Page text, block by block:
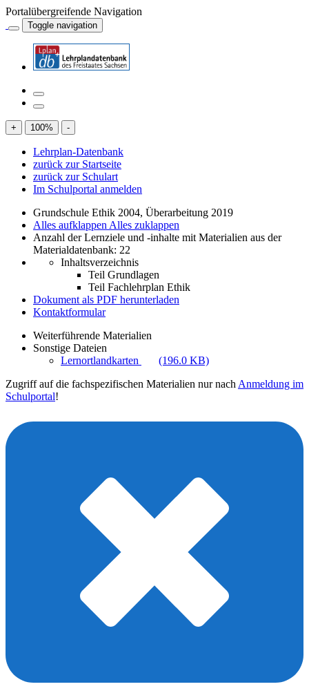
Portalübergreifende Navigation
Toggle navigation
+ 100% -
Lehrplan-Datenbank
zurück zur Startseite
zurück zur Schulart
Im Schulportal anmelden
Grundschule Ethik 2004, Überarbeitung 2019
Alles aufklappen Alles zuklappen
Anzahl der Lernziele und -inhalte mit Materialien aus der
Materialdatenbank: 22
Inhaltsverzeichnis
Teil Grundlagen
Teil Fachlehrplan Ethik
Dokument als PDF herunterladen
Kontaktformular
Weiterführende Materialien
Sonstige Dateien
Lernortlandkarten
(196.0 KB)
Zugriff auf die fachspezifischen Materialien nur nach Anmeldung im
Schulportal!